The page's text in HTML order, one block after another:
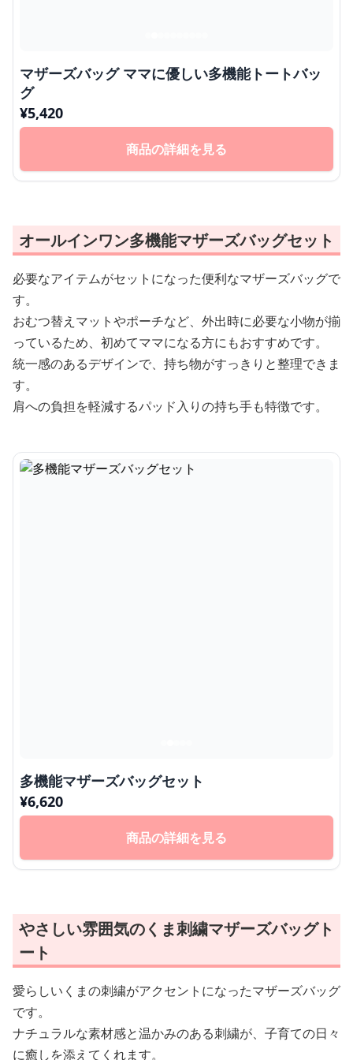
マザーズバッグ ママに優しい多機能トートバッ
グ
¥5,420
商品の詳細を見る
オールインワン多機能マザーズバッグセット
必要なアイテムがセットになった便利なマザーズバッグで
す。
おむつ替えマットやポーチなど、外出時に必要な小物が揃
っているため、初めてママになる方にもおすすめです。
統一感のあるデザインで、持ち物がすっきりと整理できま
す。
肩への負担を軽減するパッド入りの持ち手も特徴です。
多機能マザーズバッグセット
¥6,620
商品の詳細を見る
やさしい雰囲気のくま刺繍マザーズバッグト
ート
愛らしいくまの刺繍がアクセントになったマザーズバッグ
です。
ナチュラルな素材感と温かみのある刺繍が、子育ての日々
に癒しを添えてくれます。